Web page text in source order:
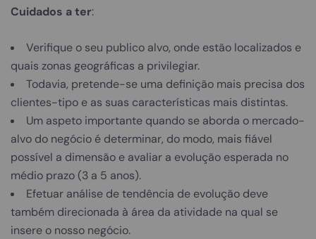
Cuidados a ter:
Verifique o seu publico alvo, onde estão localizados e
quais zonas geográficas a privilegiar.
Todavia, pretende-se uma definição mais precisa dos
clientes-tipo e as suas características mais distintas.
Um aspeto importante quando se aborda o mercado-
alvo do negócio é determinar, do modo, mais fiável
possível a dimensão e avaliar a evolução esperada no
médio prazo (3 a 5 anos).
Efetuar análise de tendência de evolução deve
também direcionada à área da atividade na qual se
insere o nosso negócio.